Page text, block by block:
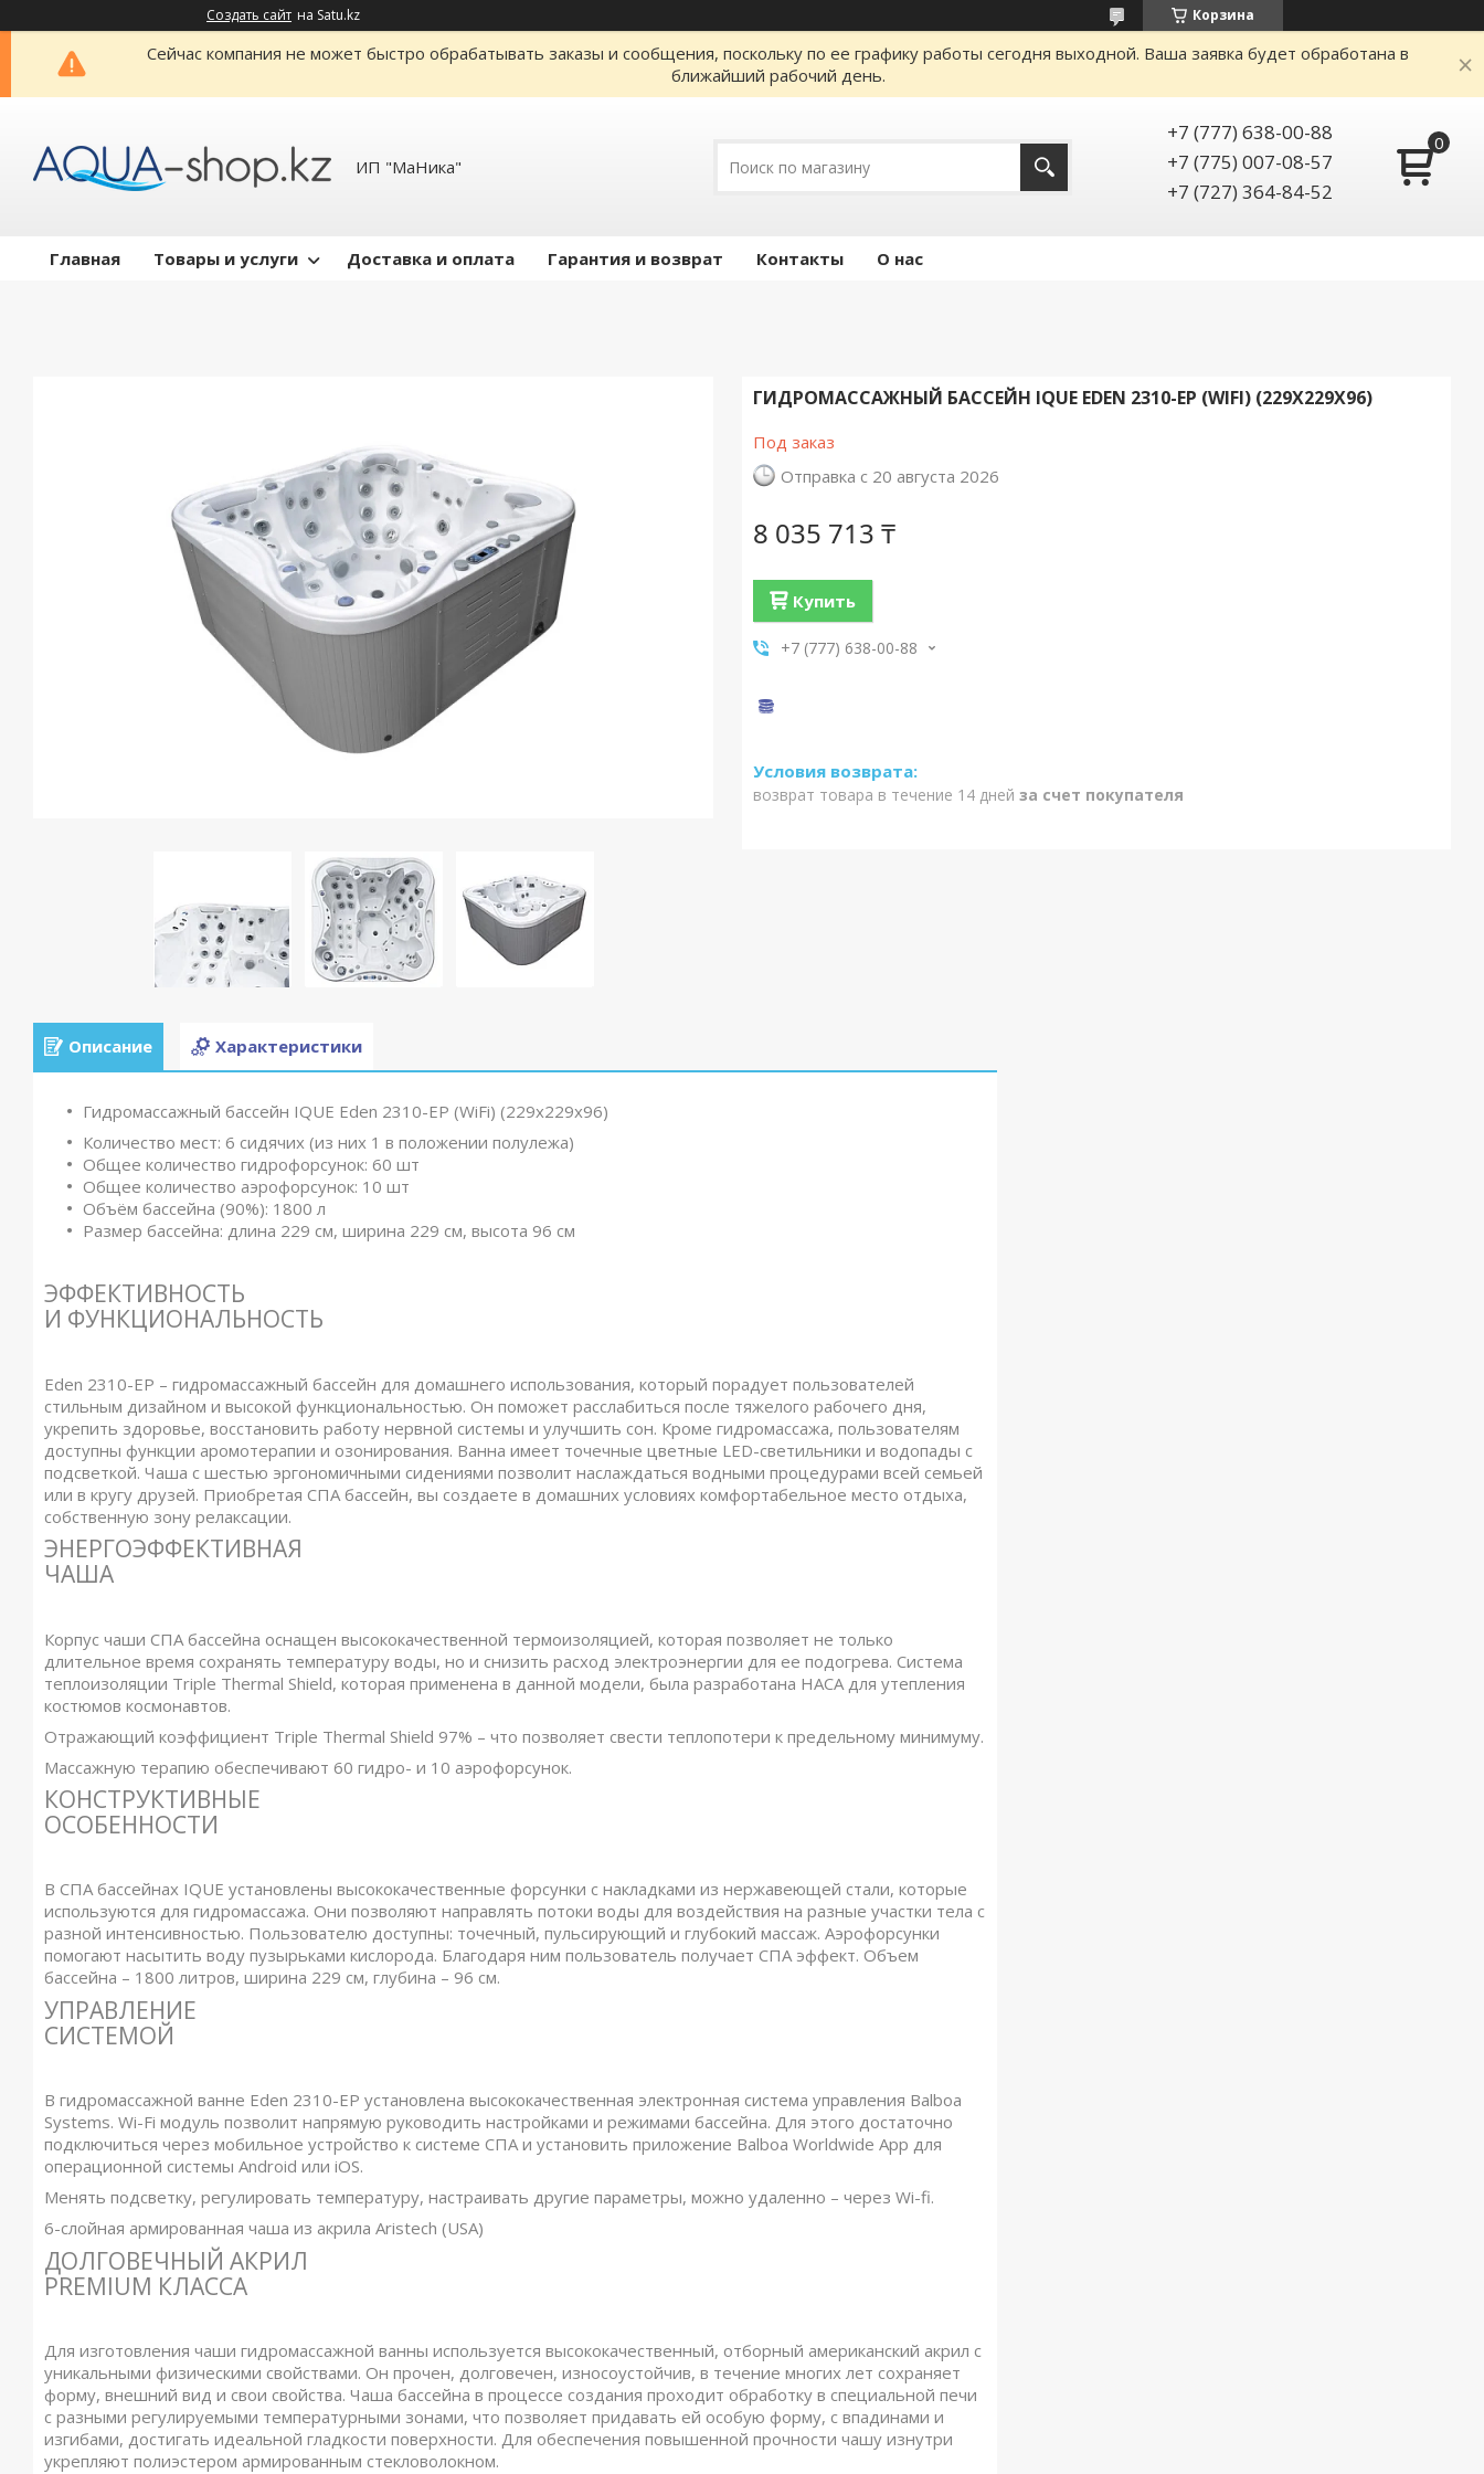
Создать сайт на Satu.kz Корзина
Сейчас компания не может быстро обрабатывать заказы и сообщения, поскольку по ее графику работы сегодня выходной. Ваша заявка будет обработана в
ближайший рабочий день.
ИП "МаНика"
+7 (777) 638-00-88
+7 (775) 007-08-57
+7 (727) 364-84-52
Главная Товары и услуги Доставка и оплата Гарантия и возврат Контакты О нас
ГИДРОМАССАЖНЫЙ БАССЕЙН IQUE EDEN 2310-EP (WIFI) (229Х229Х96)
Под заказ
Отправка с 20 августа 2026
8 035 713 ₸
Купить
+7 (777) 638-00-88
возврат товара в течение 14 дней за счет покупателя
Описание Характеристики
Гидромассажный бассейн IQUE Eden 2310-EP (WiFi) (229х229х96)
Количество мест: 6 сидячих (из них 1 в положении полулежа)
Общее количество гидрофорсунок: 60 шт
Общее количество аэрофорсунок: 10 шт
Объём бассейна (90%): 1800 л
Размер бассейна: длина 229 см, ширина 229 см, высота 96 см
ЭФФЕКТИВНОСТЬ
И ФУНКЦИОНАЛЬНОСТЬ
Eden 2310-EP – гидромассажный бассейн для домашнего использования, который порадует пользователей
стильным дизайном и высокой функциональностью. Он поможет расслабиться после тяжелого рабочего дня,
укрепить здоровье, восстановить работу нервной системы и улучшить сон. Кроме гидромассажа, пользователям
доступны функции аромотерапии и озонирования. Ванна имеет точечные цветные LED-светильники и водопады с
подсветкой. Чаша с шестью эргономичными сидениями позволит наслаждаться водными процедурами всей семьей
или в кругу друзей. Приобретая СПА бассейн, вы создаете в домашних условиях комфортабельное место отдыха,
собственную зону релаксации.
ЭНЕРГОЭФФЕКТИВНАЯ
ЧАША
Корпус чаши СПА бассейна оснащен высококачественной термоизоляцией, которая позволяет не только
длительное время сохранять температуру воды, но и снизить расход электроэнергии для ее подогрева. Система
теплоизоляции Triple Thermal Shield, которая применена в данной модели, была разработана НАСА для утепления
костюмов космонавтов.
Отражающий коэффициент Triple Thermal Shield 97% – что позволяет свести теплопотери к предельному минимуму.
Массажную терапию обеспечивают 60 гидро- и 10 аэрофорсунок.
КОНСТРУКТИВНЫЕ
ОСОБЕННОСТИ
В СПА бассейнах IQUE установлены высококачественные форсунки с накладками из нержавеющей стали, которые
используются для гидромассажа. Они позволяют направлять потоки воды для воздействия на разные участки тела с
разной интенсивностью. Пользователю доступны: точечный, пульсирующий и глубокий массаж. Аэрофорсунки
помогают насытить воду пузырьками кислорода. Благодаря ним пользователь получает СПА эффект. Объем
бассейна – 1800 литров, ширина 229 см, глубина – 96 см.
УПРАВЛЕНИЕ
СИСТЕМОЙ
В гидромассажной ванне Eden 2310-EP установлена высококачественная электронная система управления Balboa
Systems. Wi-Fi модуль позволит напрямую руководить настройками и режимами бассейна. Для этого достаточно
подключиться через мобильное устройство к системе СПА и установить приложение Balboa Worldwide App для
операционной системы Android или iOS.
Менять подсветку, регулировать температуру, настраивать другие параметры, можно удаленно – через Wi-fi.
6-слойная армированная чаша из акрила Aristech (USA)
ДОЛГОВЕЧНЫЙ АКРИЛ
PREMIUM КЛАССА
Для изготовления чаши гидромассажной ванны используется высококачественный, отборный американский акрил с
уникальными физическими свойствами. Он прочен, долговечен, износоустойчив, в течение многих лет сохраняет
форму, внешний вид и свои свойства. Чаша бассейна в процессе создания проходит обработку в специальной печи
с разными регулируемыми температурными зонами, что позволяет придавать ей особую форму, с впадинами и
изгибами, достигать идеальной гладкости поверхности. Для обеспечения повышенной прочности чашу изнутри
укрепляют полиэстером армированным стекловолокном.